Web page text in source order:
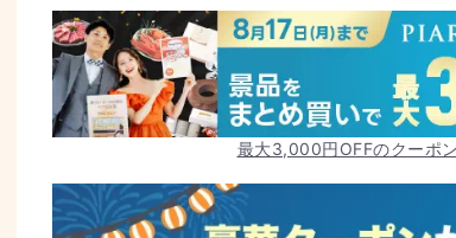
最大3,000円OFFのクーポン